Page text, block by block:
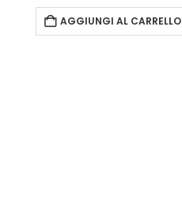
AGGIUNGI AL CARRELLO